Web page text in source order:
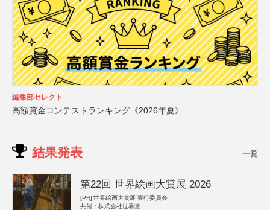
編集部セレクト
高額賞金コンテストランキング《2026年夏》
結果発表 一覧
第22回 世界絵画大賞展 2026
[PR] 世界絵画大賞展 実行委員会
共催：株式会社世界堂